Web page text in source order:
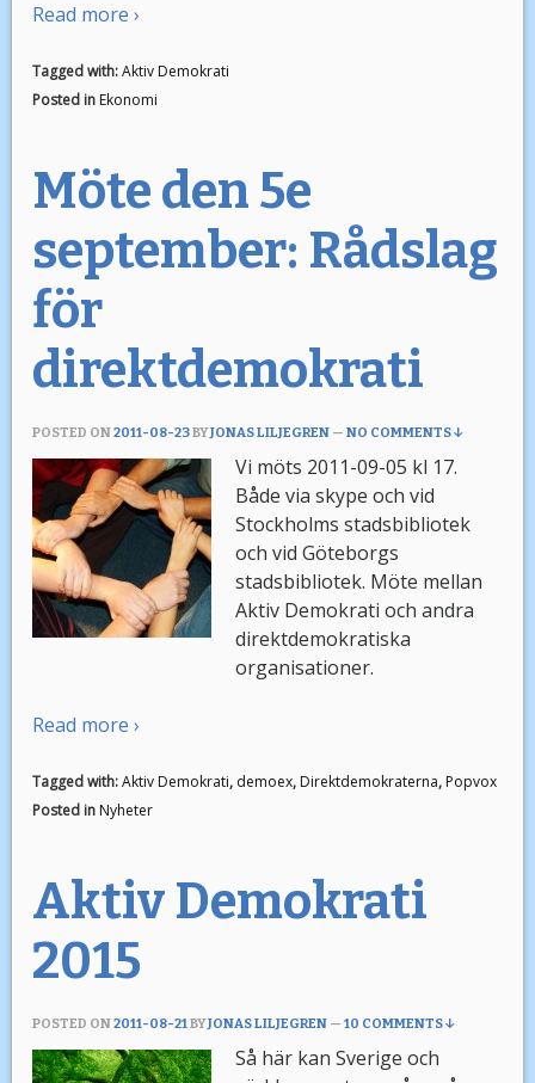
Read more ›
Tagged with:Aktiv Demokrati
Posted in Ekonomi
Möte den 5e
september: Rådslag
för
direktdemokrati
POSTED ON2011-08-23BYJONAS LILJEGREN — NO COMMENTS ↓
Vi möts 2011-09-05 kl 17.
Både via skype och vid
Stockholms stadsbibliotek
och vid Göteborgs
stadsbibliotek. Möte mellan
Aktiv Demokrati och andra
direktdemokratiska
organisationer.
Read more ›
Tagged with:Aktiv Demokrati, demoex, Direktdemokraterna, Popvox
Posted in Nyheter
Aktiv Demokrati
2015
POSTED ON2011-08-21BYJONAS LILJEGREN — 10 COMMENTS ↓
Så här kan Sverige och